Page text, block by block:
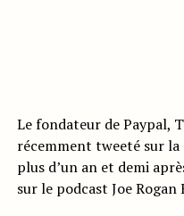
Le fondateur de Paypal,
récemment tweeté sur
plus d’un an et demi
sur le podcast Joe Rogan